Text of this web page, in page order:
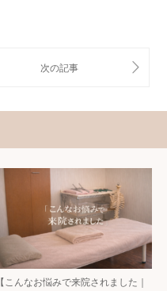
【こんなお悩みで来院されました｜